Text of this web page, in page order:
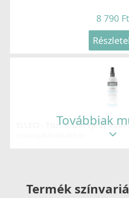
8 790 Ft
ELLECI - Tisztítószer spray
Továbbiak
Termék